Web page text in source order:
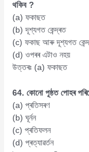
থকিব ?
(a) ফকাছত
(b) দূশ্যগত কেন্দ্ৰত
(c) ফকাছ আৰু দূশ্যগত
(d) ওপৰৰ এটাও নহয়
উত্তৰঃ (a) ফকাছত
64. কোনো পূষ্ঠত পোহৰ
(a) প্ৰতিসৰণ
(b) ঘূৰ্নন
(c) প্ৰতিফলন
(d) প্ৰত্যাৱৰ্তন